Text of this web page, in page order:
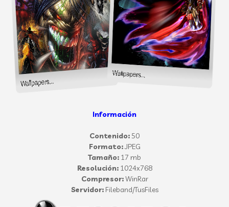
Información
Contenido: 50
Formato:JPEG
Tamaño: 17 mb
Resolución:1024x768
Compresor:WinRar
Servidor:Fileband/TusFiles